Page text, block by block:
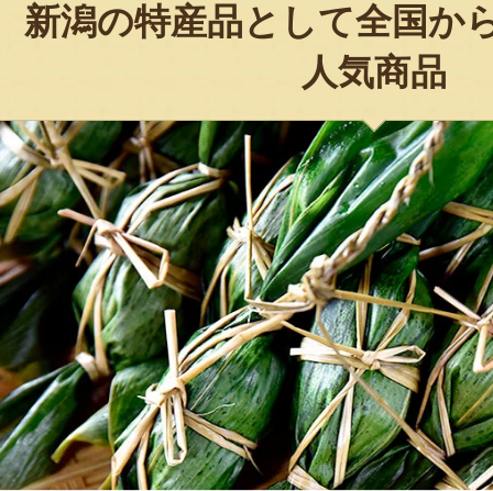
新潟の特産品として全国か
人気商品